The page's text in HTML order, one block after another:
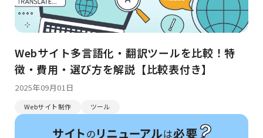
Webサイト多言語化・翻訳ツールを比較！特
徴・費用・選び方を解説【比較表付き】
2025年09月01日
Webサイト制作 ツール